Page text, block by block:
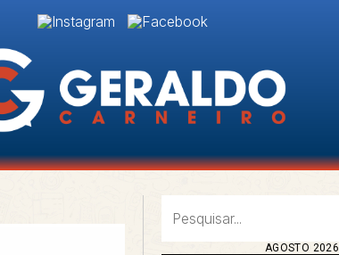
AGOSTO 2026